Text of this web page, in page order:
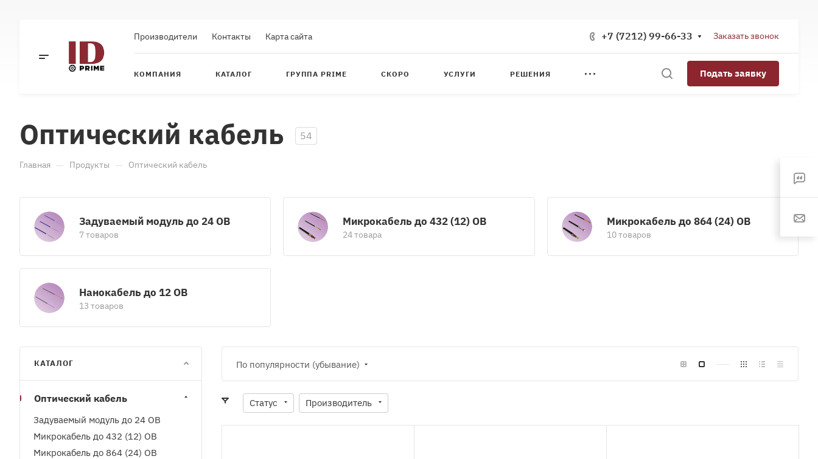
Производители Контакты Карта сайта +7 (7212) 99-66-33 Заказать звонок
КОМПАНИЯ КАТАЛОГ ГРУППА PRIME СКОРО УСЛУГИ РЕШЕНИЯ Подать заявку
Оптический кабель 54
Главная — Продукты — Оптический кабель
Задуваемый модуль до 24 ОВ
7 товаров
Микрокабель до 432 (12) ОВ
24 товара
Микрокабель до 864 (24) ОВ
10 товаров
Нанокабель до 12 ОВ
13 товаров
По популярности (убывание)
Статус Производитель
КАТАЛОГ
Оптический кабель
Задуваемый модуль до 24 ОВ
Микрокабель до 432 (12) ОВ
Микрокабель до 864 (24) ОВ